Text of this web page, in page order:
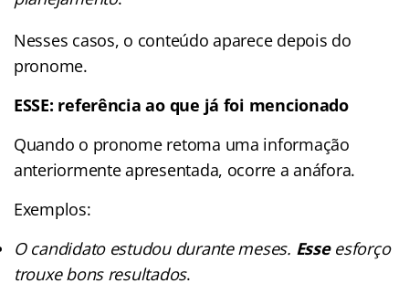
Nesses casos, o conteúdo aparece depois do
pronome.
ESSE: referência ao que já foi mencionado
Quando o pronome retoma uma informação
anteriormente apresentada, ocorre a anáfora.
Exemplos:
O candidato estudou durante meses. Esseesforço
trouxe bons resultados.